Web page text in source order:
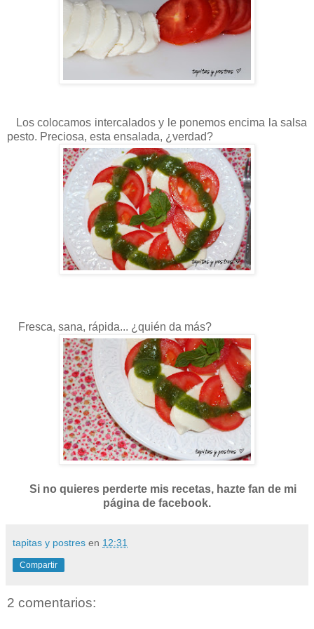
Los colocamos intercalados y le ponemos encima la salsa
pesto. Preciosa, esta ensalada, ¿verdad?
Fresca, sana, rápida... ¿quién da más?
Si no quieres perderte mis recetas, hazte fan de mi
página de facebook.
tapitas y postres en 12:31
Compartir
2 comentarios: